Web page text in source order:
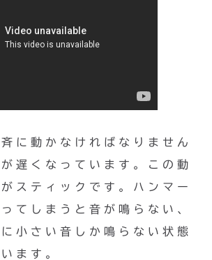
に動かなければなりません
遅くなっています。この動
スティックです。ハンマー
てしまうと音が鳴らない、
小さい音しか鳴らない状態
ます。